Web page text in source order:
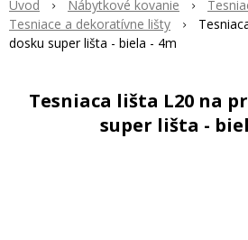
Úvod Nábytkové kovanie
Tesniace a dekoratívne lišty
dosku super lišta - biela - 4m
Tesniaca lišta L20 na
super lišta -